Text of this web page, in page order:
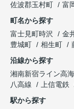
佐波郡玉村町
富
町名から探す
富士見町時沢
金
豊城町
相生町
沿線から探す
湘南新宿ライン高海
八高線
上信電鉄
駅から探す